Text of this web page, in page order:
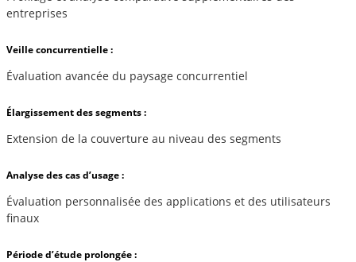
entreprises
Veille concurrentielle :
Évaluation avancée du paysage concurrentiel
Élargissement des segments :
Extension de la couverture au niveau des segments
Analyse des cas d’usage :
Évaluation personnalisée des applications et des utilisateurs
finaux
Période d’étude prolongée :